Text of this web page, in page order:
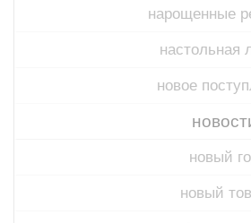
нарощенные
настольная
новое
новый
новый